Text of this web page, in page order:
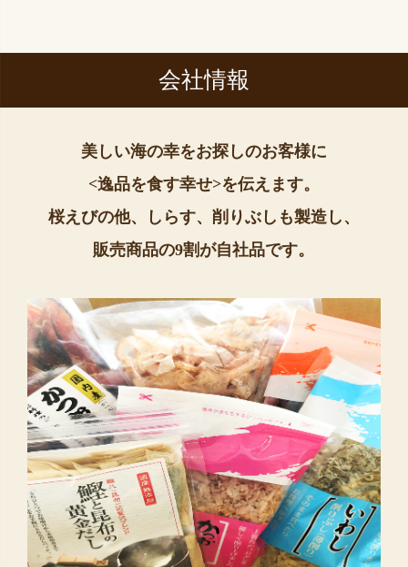
会社情報
美しい海の幸をお探しのお客様に
<逸品を食す幸せ>を伝えます。
桜えびの他、しらす、削りぶしも製造し、
販売商品の9割が自社品です。